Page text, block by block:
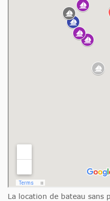
La location de bateau sans